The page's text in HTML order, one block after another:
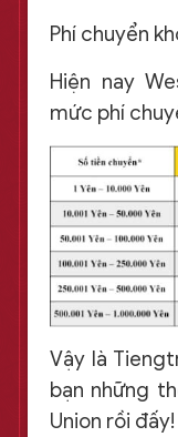
Phí chuyển
Hiện nay
mức phí
Vậy là
bạn những
Union rồi